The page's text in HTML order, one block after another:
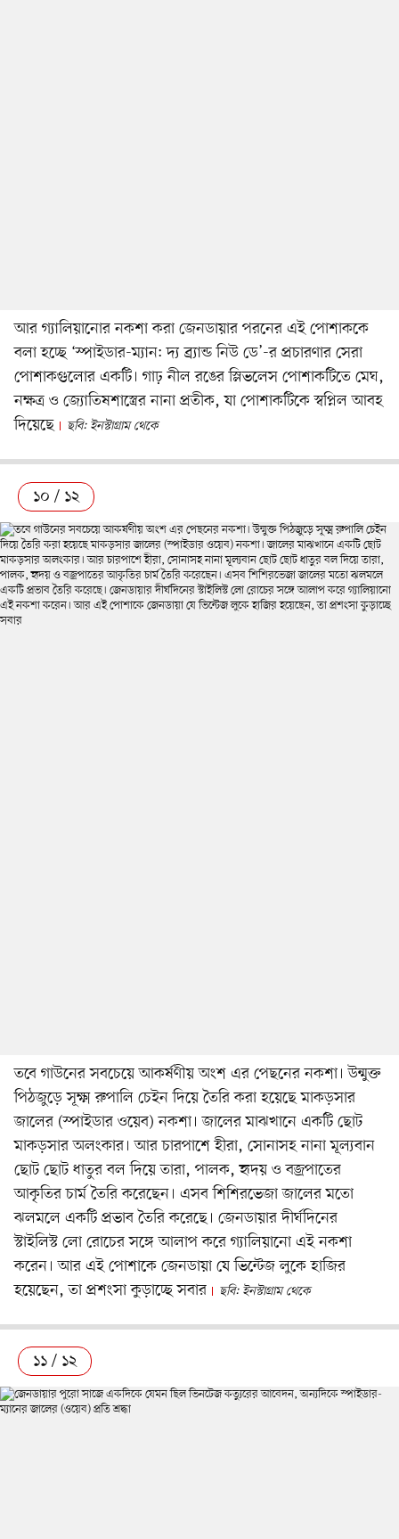
আর গ্যালিয়ানোর নকশা করা জেনডায়ার পরনের এই পোশাককে
বলা হচ্ছে ‘স্পাইডার-ম্যান: দ্য ব্র্যান্ড নিউ ডে’-র প্রচারণার সেরা
পোশাকগুলোর একটি। গাঢ় নীল রঙের স্লিভলেস পোশাকটিতে মেঘ,
নক্ষত্র ও জ্যোতিষশাস্ত্রের নানা প্রতীক, যা পোশাকটিকে স্বপ্নিল আবহ
দিয়েছে
ছবি: ইনস্টাগ্রাম থেকে
১০ / ১২
তবে গাউনের সবচেয়ে আকর্ষণীয় অংশ এর পেছনের নকশা। উন্মুক্ত
পিঠজুড়ে সূক্ষ্ম রুপালি চেইন দিয়ে তৈরি করা হয়েছে মাকড়সার
জালের (স্পাইডার ওয়েব) নকশা। জালের মাঝখানে একটি ছোট
মাকড়সার অলংকার। আর চারপাশে হীরা, সোনাসহ নানা মূল্যবান
ছোট ছোট ধাতুর বল দিয়ে তারা, পালক, হৃদয় ও বজ্রপাতের
আকৃতির চার্ম তৈরি করেছেন। এসব শিশিরভেজা জালের মতো
ঝলমলে একটি প্রভাব তৈরি করেছে। জেনডায়ার দীর্ঘদিনের
স্টাইলিস্ট লো রোচের সঙ্গে আলাপ করে গ্যালিয়ানো এই নকশা
করেন। আর এই পোশাকে জেনডায়া যে ভিন্টেজ লুকে হাজির
হয়েছেন, তা প্রশংসা কুড়াচ্ছে সবার
ছবি: ইনস্টাগ্রাম থেকে
১১ / ১২